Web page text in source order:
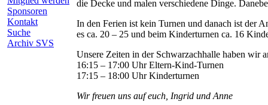
Sponsoren
Kontakt
Suche
Archiv SVS
die Decke und malen verschiedene Dinge.
In den Ferien ist kein Turnen und danach ist der
es ca. 20 – 25 und beim Kinderturnen ca. 16
Unsere Zeiten in der Schwarzachhalle haben wir
16:15 – 17:00 Uhr Eltern-Kind-Turnen
17:15 – 18:00 Uhr Kinderturnen
Wir freuen uns auf euch, Ingrid und Anne